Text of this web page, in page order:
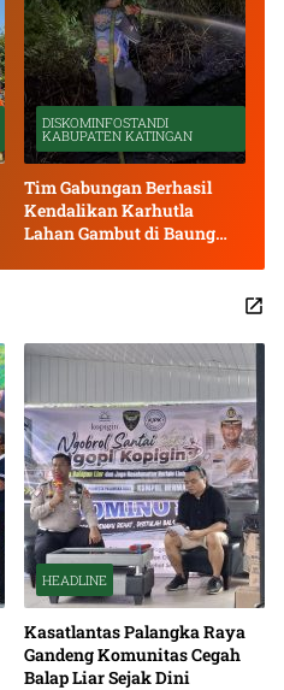
DISKOMINFOSTANDI
KABUPATEN KATINGAN
Tim Gabungan Berhasil
Kendalikan Karhutla
Lahan Gambut di Baung
HEADLINE
Kasatlantas Palangka Raya
Gandeng Komunitas Cegah
Balap Liar Sejak Dini